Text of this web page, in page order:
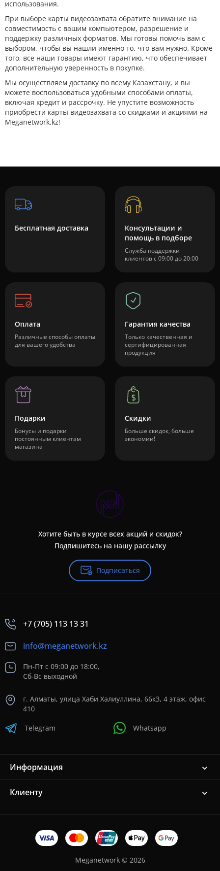
использования.
При выборе карты видеозахвата обратите внимание на
совместимость с вашим компьютером, разрешение и
поддержку различных форматов. Мы готовы помочь вам с
выбором, чтобы вы нашли именно то, что вам нужно. Кроме
того, все наши товары имеют гарантию, что обеспечивает
дополнительную уверенность в покупке.
Мы осуществляем доставку по всему Казахстану, и вы
можете воспользоваться удобными способами оплаты,
включая кредит и рассрочку. Не упустите возможность
приобрести карты видеозахвата со скидками и акциями на
Meganetwork.kz!
Бесплатная доставка
Консультации и
помощь в подборе
Служба поддержки
клиентов с 09:00 до 20:00
Оплата
Различные способы оплаты
для вашего удобства
Гарантия качества
Только качественная и
сертифицированная
продукция
Подарки
Бонусы и подарки
постоянным клиентам
магазина
Скидки
Больше скидок, больше
экономии!
Хотите быть в курсе всех акций и скидок?
Подпишитесь на нашу рассылку
Подписаться
+7 (705) 113 13 31
info@meganetwork.kz
Пн-Пт с 09:00 до 18:00,
Сб-Вс выходной
г. Алматы, улица Хаби Халиуллина, 66кЗ, 4 этаж, офис
410
Telegram Whatsapp
Информация
Клиенту
Meganetwork © 2026